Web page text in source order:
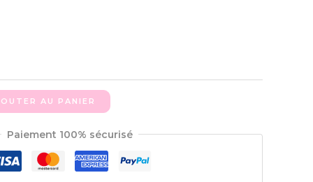
AU PANIER
Paiement 100% sécurisé